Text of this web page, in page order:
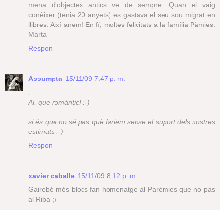
mena d'objectes antics ve de sempre. Quan el vaig
conèixer (tenia 20 anyets) es gastava el seu sou migrat en
llibres. Així anem! En fí, moltes felicitats a la família Pàmies.
Marta
Respon
Assumpta 15/11/09 7:47 p. m.
Ai, que romàntic! :-)
si és que no sé pas què fariem sense el suport dels nostres
estimats :-)
Respon
xavier caballe 15/11/09 8:12 p. m.
Gairebé més blocs fan homenatge al Parèmies que no pas
al Riba ;)